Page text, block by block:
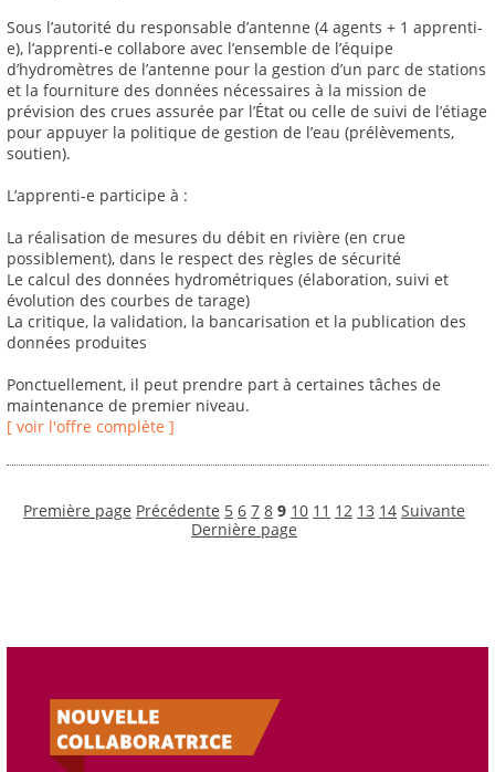
Sous l’autorité du responsable d’antenne (4 agents + 1 apprenti-
e), l’apprenti-e collabore avec l’ensemble de l’équipe
d’hydromètres de l’antenne pour la gestion d’un parc de stations
et la fourniture des données nécessaires à la mission de
prévision des crues assurée par l’État ou celle de suivi de l’étiage
pour appuyer la politique de gestion de l’eau (prélèvements,
soutien).
L’apprenti-e participe à :
La réalisation de mesures du débit en rivière (en crue
possiblement), dans le respect des règles de sécurité
Le calcul des données hydrométriques (élaboration, suivi et
évolution des courbes de tarage)
La critique, la validation, la bancarisation et la publication des
données produites
Ponctuellement, il peut prendre part à certaines tâches de
maintenance de premier niveau.
[ voir l'offre complète ]
Première page Précédente 5 6 7 8 9 10 11 12 13 14 Suivante
Dernière page